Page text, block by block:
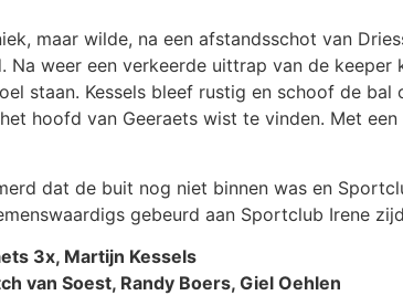
maar wilde, na een afstandsschot van
Na weer een verkeerde uittrap van de
staan. Kessels bleef rustig en schoof de
hoofd van Geeraets wist te vinden. Met
dat de buit nog niet binnen was en
gebeurd aan Sportclub Irene
3x, Martijn Kessels
van Soest, Randy Boers, Giel Oehlen